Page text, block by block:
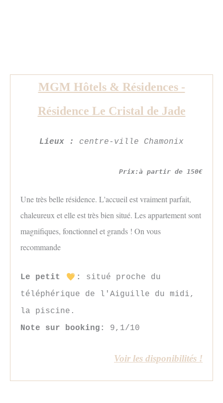
MGM Hôtels & Résidences -
Résidence Le Cristal de Jade
Lieux : centre-ville Chamonix
Prix:à partir de 150€
Une très belle résidence. L'accueil est vraiment parfait,
chaleureux et elle est très bien situé. Les appartement sont
magnifiques, fonctionnel et grands ! On vous
recommande
Le petit :
situé proche du
téléphérique de l'Aiguille du midi,
la piscine.
Note sur booking:
9,1/10
Voir les disponibilités !